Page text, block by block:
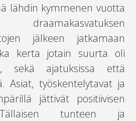
lähdin kymmenen vuotta
jälkeen jatkamaan
kerta jotain suurta oli
sekä ajatuksissa että
Asiat, työskentelytavat ja
jättivät positiivisen
tunteen ja